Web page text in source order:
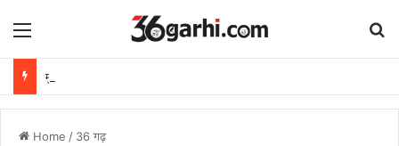
Menu
Home / 36 गढ़